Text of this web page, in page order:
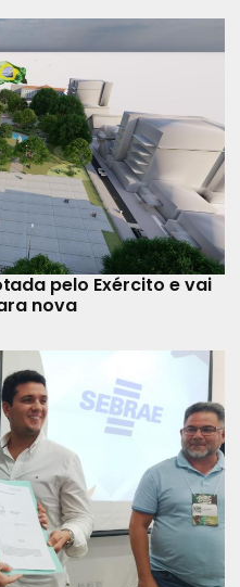
pelo Exército e vai
nova